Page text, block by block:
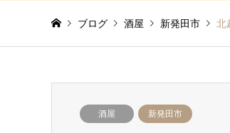
ブログ 酒屋 新発田市 北
酒屋 新発田市